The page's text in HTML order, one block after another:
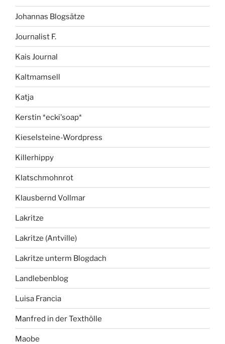
Johannas Blogsätze
Journalist F.
Kais Journal
Kaltmamsell
Katja
Kerstin *ecki'soap*
Kieselsteine-Wordpress
Killerhippy
Klatschmohnrot
Klausbernd Vollmar
Lakritze
Lakritze (Antville)
Lakritze unterm Blogdach
Landlebenblog
Luisa Francia
Manfred in der Texthölle
Maobe